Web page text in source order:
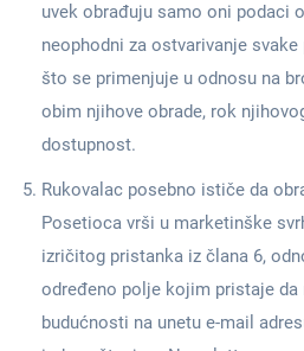
uvek obrađuju samo oni podaci
neophodni za ostvarivanje
što se primenjuje u odnosu na
obim njihove obrade, rok
dostupnost.
Rukovalac posebno ističe da
Posetioca vrši u marketinške
izričitog pristanka iz člana 6,
određeno polje kojim pristaje da
budućnosti na unetu e-mail